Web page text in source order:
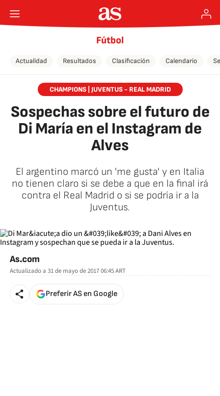
Fútbol
Actualidad Resultados Clasificación Calendario
CHAMPIONS | JUVENTUS - REAL MADRID
Sospechas sobre el futuro de
Di María en el Instagram de
Alves
El argentino marcó un 'me gusta' y en Italia
no tienen claro si se debe a que en la final irá
contra el Real Madrid o si se podría ir a la
Juventus.
As.com
Actualizado a 31 de mayo de 2017 06:45ART
Preferir AS en Google